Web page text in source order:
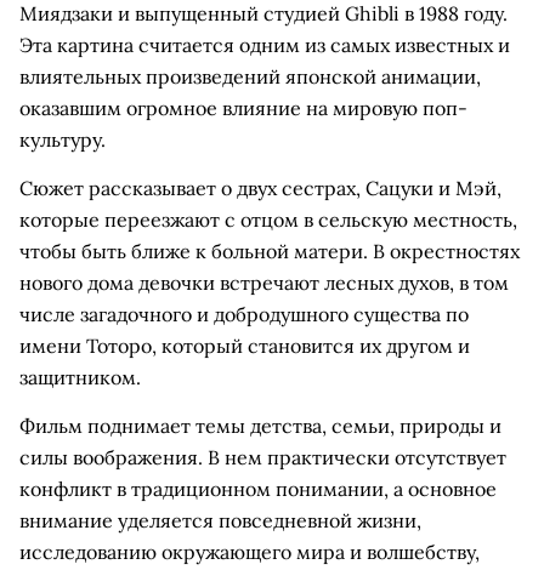
Миядзаки и выпущенный студией Ghibli в 1988 году.
Эта картина считается одним из самых известных и
влиятельных произведений японской анимации,
оказавшим огромное влияние на мировую поп-
культуру.
Сюжет рассказывает о двух сестрах, Сацуки и Мэй,
которые переезжают с отцом в сельскую местность,
чтобы быть ближе к больной матери. В окрестностях
нового дома девочки встречают лесных духов, в том
числе загадочного и добродушного существа по
имени Тоторо, который становится их другом и
защитником.
Фильм поднимает темы детства, семьи, природы и
силы воображения. В нем практически отсутствует
конфликт в традиционном понимании, а основное
внимание уделяется повседневной жизни,
исследованию окружающего мира и волшебству,